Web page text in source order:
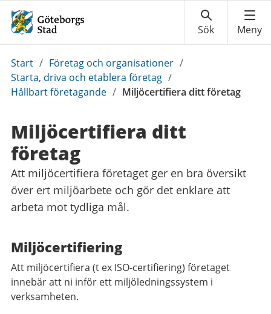
Du
är
här:
Start / Företag och organisationer /
Starta, driva och etablera företag /
Hållbart företagande / Miljöcertifiera ditt företag
Miljöcertifiera ditt
företag
Att miljöcertifiera företaget ger en bra översikt
över ert miljöarbete och gör det enklare att
arbeta mot tydliga mål.
Miljöcertifiering
Att miljöcertifiera (t ex ISO-certifiering) företaget
innebär att ni inför ett miljöledningssystem i
verksamheten.